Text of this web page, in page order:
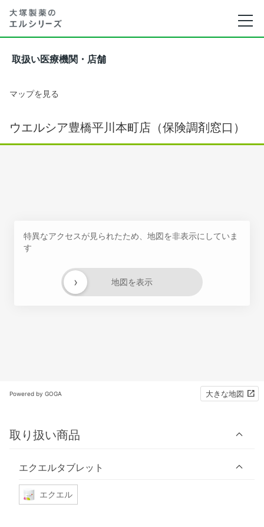
取扱い医療機関・店舗
マップを見る
ウエルシア豊橋平川本町店（保険調剤窓口）
特異なアクセスが見られたため、地図を非表示にしていま
す
地図を表示
›
Powered by GOGA 大きな地図
取り扱い商品
エクエルタブレット
エクエル